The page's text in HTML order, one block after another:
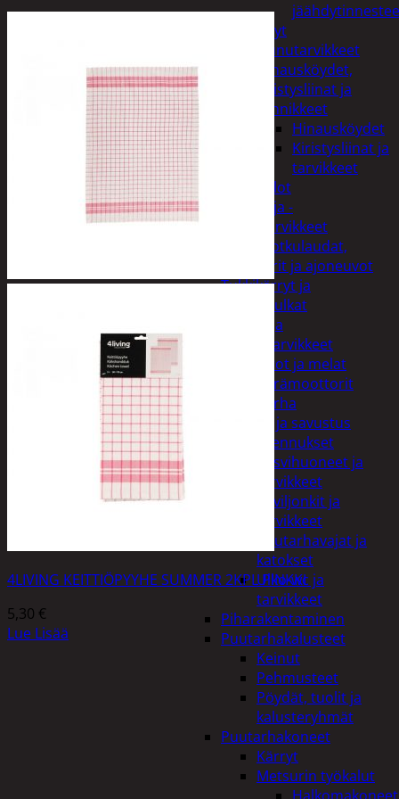
Öljyt
Perävaunutarvikkeet
Hinausköydet,
kiristysliinat ja
kiinnikkeet
Hinausköydet
Kiristysliinat ja
tarvikkeet
Valot
Rengas ja -
vannetarvikkeet
Sähköpotkulaudat,
skootterit ja ajoneuvot
Tukkikärryt ja
juontopulkat
Veneet ja
veneilytarvikkeet
Airot ja melat
Perämoottorit
Piha ja puutarha
Grillaus ja savustus
Piharakennukset
Kasvihuoneet ja
tarvikkeet
Paviljonkit ja
tarvikkeet
Puutarhavajat ja
katokset
Ulko-wc ja
tarvikkeet
Piharakentaminen
Puutarhakalusteet
Keinut
Pehmusteet
Pöydät, tuolit ja
kalusteryhmät
Puutarhakoneet
Kärryt
Metsurin työkalut
4LIVING KEITTIÖPYYHE SUMMER 2KPL PINKKI
5,30 €
Lue Lisää